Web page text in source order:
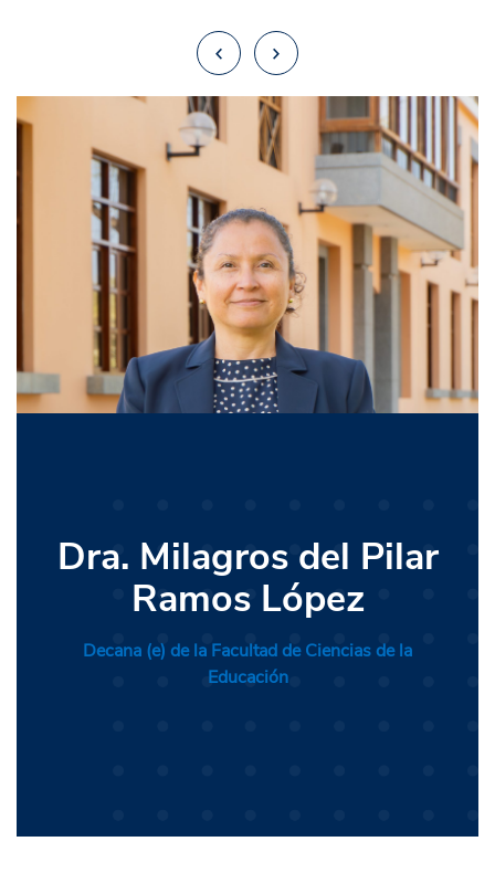
Dra. Milagros del Pilar
Ramos López
Decana (e) de la Facultad de Ciencias de la
Educación
Mgtr. Milena Lema
León
Vicedecana Académica
Mgtr. Gabriela Verónica
Alcalá Adrianzén
Directora de Departamento
Dra. Claudia
Hermelinda Mezones
Rueda
Directora de Estudios
Mgtr. Alan Patroni
Muñoz
Director de Posgrado y Extensión